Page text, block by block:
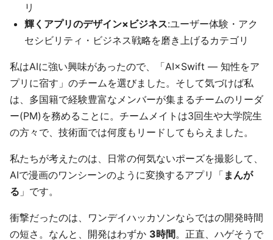
リ
輝くアプリのデザイン×ビジネス:ユーザー体験・アク
セシビリティ・ビジネス戦略を磨き上げるカテゴリ
私はAIに強い興味があったので、「AI×Swift — 知性をア
プリに宿す」のチームを選びました。そして気づけば私
は、多国籍で経験豊富なメンバーが集まるチームのリーダ
ー(PM)を務めることに。チームメイトは3回生や大学院生
の方々で、技術面では何度もリードしてもらえました。
私たちが考えたのは、日常の何気ないポーズを撮影して、
AIで漫画のワンシーンのように変換するアプリ「 まんが
る 」です。
衝撃だったのは、ワンデイハッカソンならではの開発時間
の短さ。なんと、開発はわずか 3時間。正直、ハゲそうで